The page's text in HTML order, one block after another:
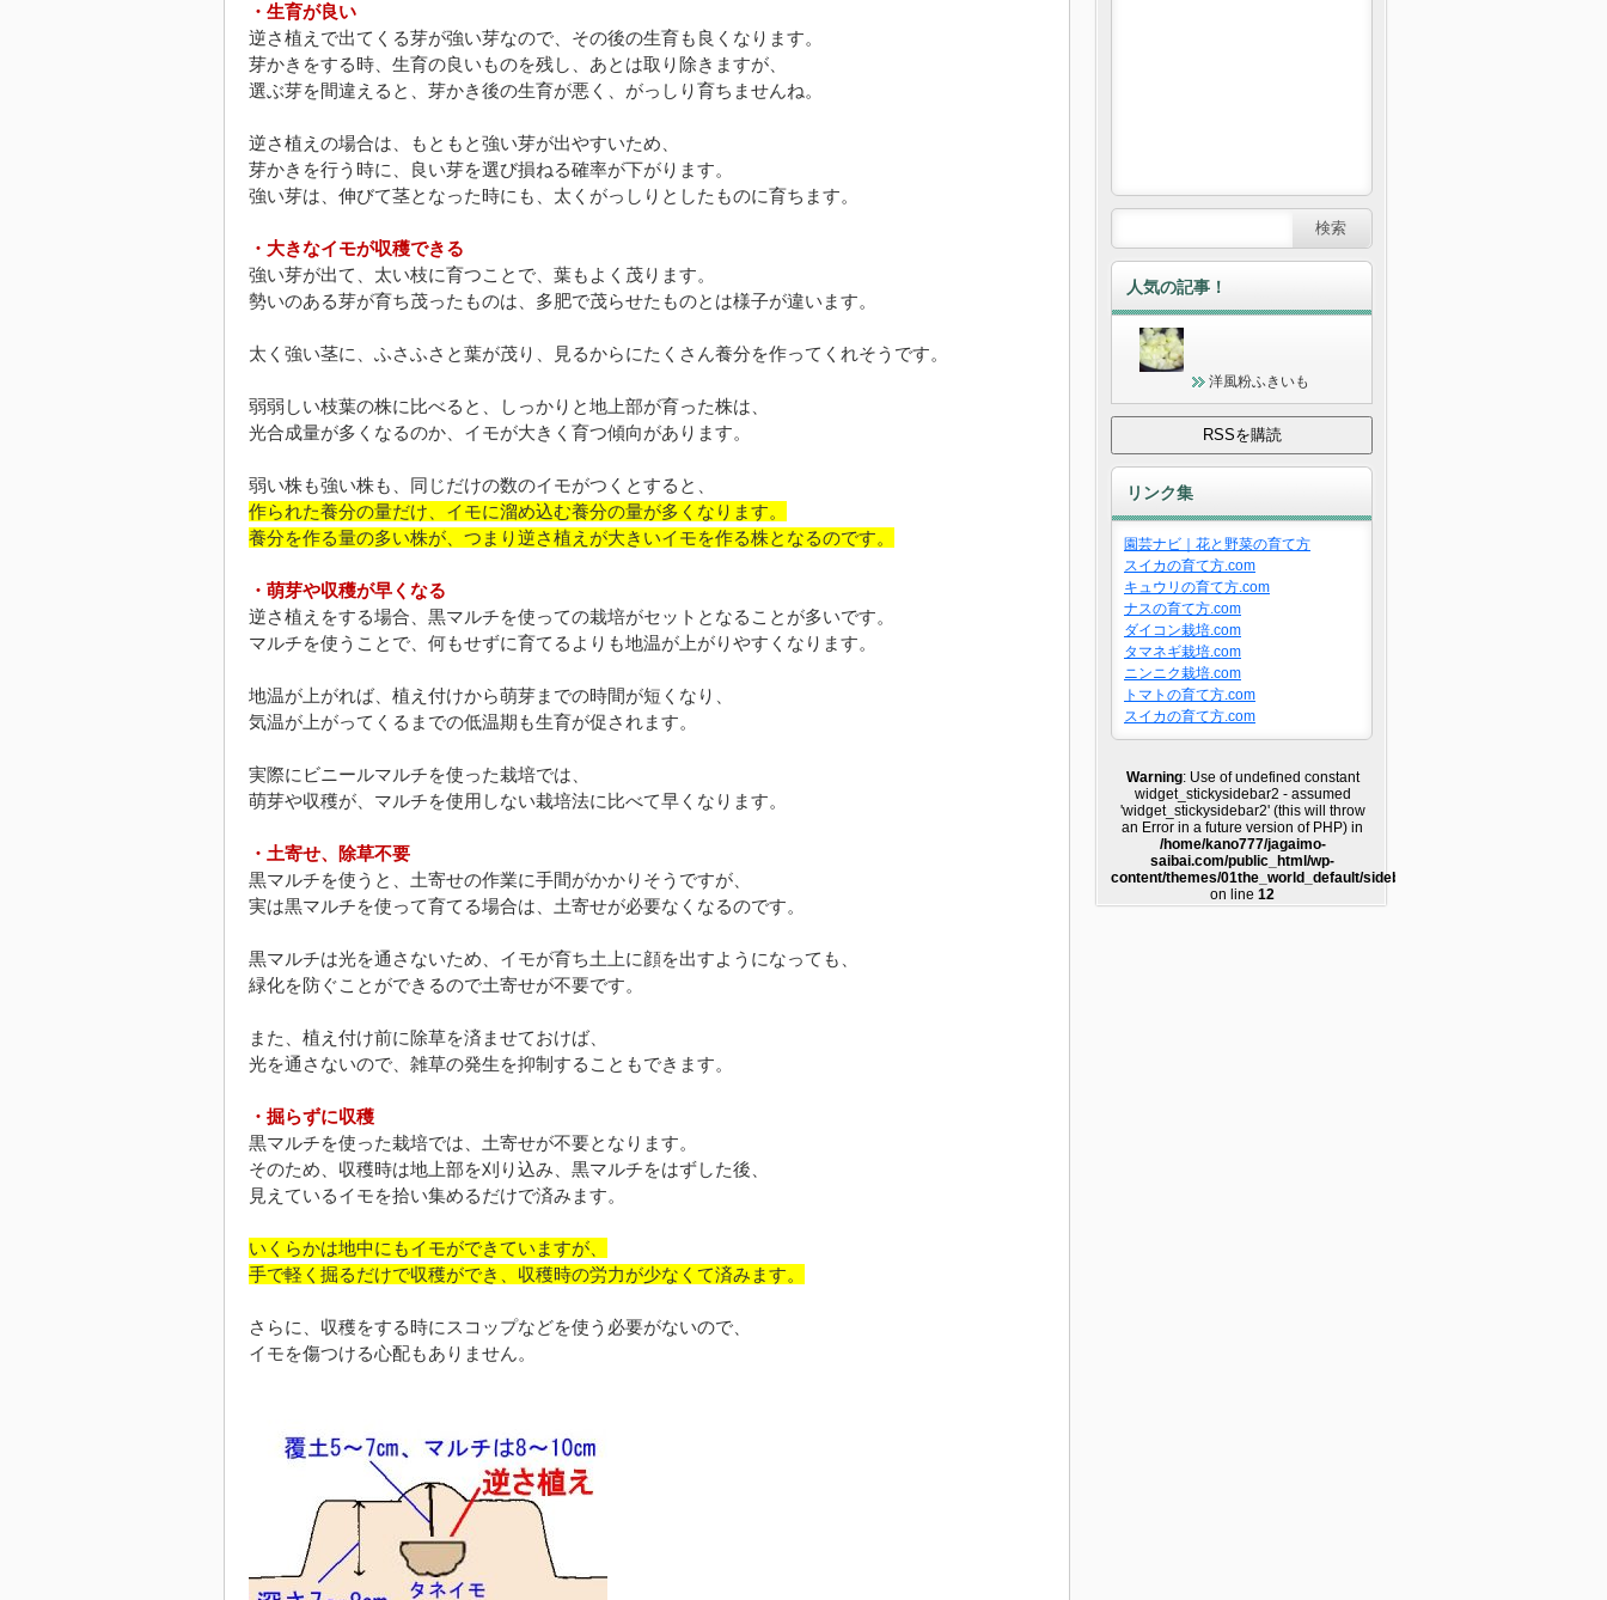
・生育が良い
逆さ植えで出てくる芽が強い芽なので、その後の生育も良くなります。
芽かきをする時、生育の良いものを残し、あとは取り除きますが、
選ぶ芽を間違えると、芽かき後の生育が悪く、がっしり育ちませんね。
逆さ植えの場合は、もともと強い芽が出やすいため、
芽かきを行う時に、良い芽を選び損ねる確率が下がります。
強い芽は、伸びて茎となった時にも、太くがっしりとしたものに育ちます。
・大きなイモが収穫できる
強い芽が出て、太い枝に育つことで、葉もよく茂ります。
勢いのある芽が育ち茂ったものは、多肥で茂らせたものとは様子が違います。
太く強い茎に、ふさふさと葉が茂り、見るからにたくさん養分を作ってくれそうです。
弱弱しい枝葉の株に比べると、しっかりと地上部が育った株は、
光合成量が多くなるのか、イモが大きく育つ傾向があります。
弱い株も強い株も、同じだけの数のイモがつくとすると、
作られた養分の量だけ、イモに溜め込む養分の量が多くなります。
養分を作る量の多い株が、つまり逆さ植えが大きいイモを作る株となるのです。
・萌芽や収穫が早くなる
逆さ植えをする場合、黒マルチを使っての栽培がセットとなることが多いです。
マルチを使うことで、何もせずに育てるよりも地温が上がりやすくなります。
地温が上がれば、植え付けから萌芽までの時間が短くなり、
気温が上がってくるまでの低温期も生育が促されます。
実際にビニールマルチを使った栽培では、
萌芽や収穫が、マルチを使用しない栽培法に比べて早くなります。
・土寄せ、除草不要
黒マルチを使うと、土寄せの作業に手間がかかりそうですが、
実は黒マルチを使って育てる場合は、土寄せが必要なくなるのです。
黒マルチは光を通さないため、イモが育ち土上に顔を出すようになっても、
緑化を防ぐことができるので土寄せが不要です。
また、植え付け前に除草を済ませておけば、
光を通さないので、雑草の発生を抑制することもできます。
・掘らずに収穫
黒マルチを使った栽培では、土寄せが不要となります。
そのため、収穫時は地上部を刈り込み、黒マルチをはずした後、
見えているイモを拾い集めるだけで済みます。
いくらかは地中にもイモができていますが、
手で軽く掘るだけで収穫ができ、収穫時の労力が少なくて済みます。
さらに、収穫をする時にスコップなどを使う必要がないので、
イモを傷つける心配もありません。
人気の記事！
洋風粉ふきいも
リンク集
園芸ナビ｜花と野菜の育て方
スイカの育て方.com
キュウリの育て方.com
ナスの育て方.com
ダイコン栽培.com
タマネギ栽培.com
ニンニク栽培.com
トマトの育て方.com
スイカの育て方.com
Warning: Use of undefined constant
widget_stickysidebar2 - assumed
'widget_stickysidebar2' (this will throw
an Error in a future version of PHP) in
/home/kano777/jagaimo-
saibai.com/public_html/wp-
content/themes/01the_world_default/sidebar2.php
on line 12